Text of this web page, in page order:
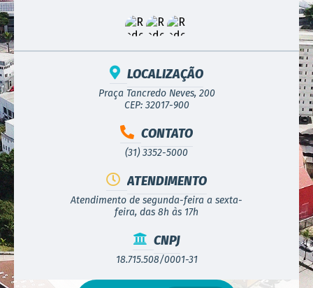
LOCALIZAÇÃO
Praça Tancredo Neves, 200
CEP: 32017-900
CONTATO
(31) 3352-5000
ATENDIMENTO
Atendimento de segunda-feira a sexta-
feira, das 8h às 17h
CNPJ
18.715.508/0001-31